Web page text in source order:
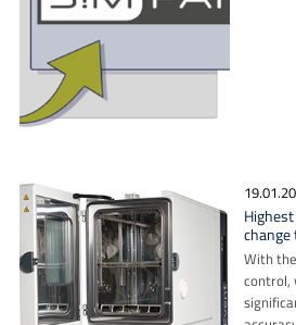
With
control,